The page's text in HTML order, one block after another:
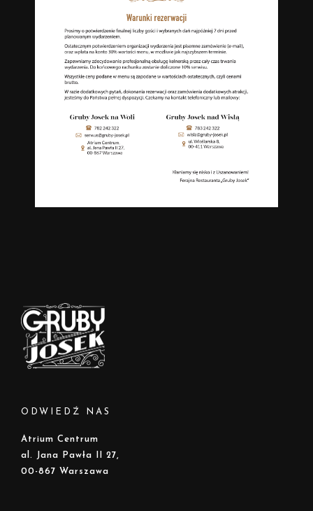
ODWIEDŹ NAS
Atrium Centrum
al. Jana Pawła II 27,
00-867 Warszawa